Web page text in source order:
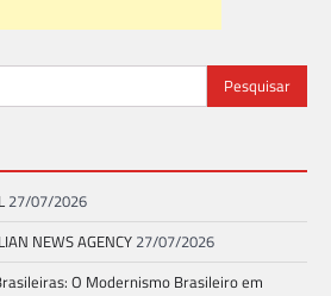
27/07/2026
NEWS AGENCY 27/07/2026
O Modernismo Brasileiro em